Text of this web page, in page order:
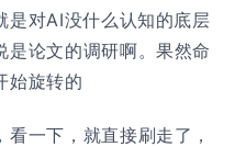
是对AI没什么认知的底层
是论文的调研啊。果然命
始旋转的
一下，就直接刷走了，